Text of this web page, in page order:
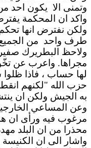
وتمنى الا يكون احد
واكد ان المحكمة
ولكن نفترض انها
طرف واحد من
ولاحظ البطريرك
مجراها. واعرب عن
لها حساب ، فاذا
حزب الله "لكنهم
به الجيش ولكن ان
وعن المساعي
مرغوب فيه ورأى ان
محذرا من ان البلد
واشار الى ان